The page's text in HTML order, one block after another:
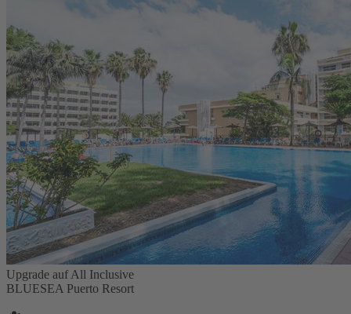
Upgrade auf All Inclusive
BLUESEA Puerto Resort